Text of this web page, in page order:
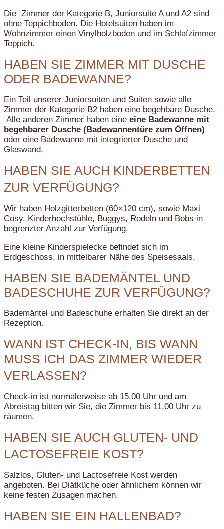
Die Zimmer der Kategorie B, Juniorsuite A und A2 sind
ohne Teppichboden. Die Hotelsuiten haben im
Wohnzimmer einen Vinylholzboden und im Schlafzimmer
Teppich.
HABEN SIE ZIMMER MIT DUSCHE
ODER BADEWANNE?
Ein Teil unserer Juniorsuiten und Suiten sowie alle
Zimmer der Kategorie B2 haben eine begehbare Dusche.
Alle anderen Zimmer haben eine eine Badewanne mit
begehbarer Dusche (Badewannentüre zum Öffnen)
oder eine Badewanne mit integrierter Dusche und
Glaswand.
HABEN SIE AUCH KINDERBETTEN
ZUR VERFÜGUNG?
Wir haben Holzgitterbetten (60×120 cm), sowie Maxi
Cosy, Kinderhochstühle, Buggys, Rodeln und Bobs in
begrenzter Anzahl zur Verfügung.
Eine kleine Kinderspielecke befindet sich im
Erdgeschoss, in mittelbarer Nähe des Speisesaals.
HABEN SIE BADEMÄNTEL UND
BADESCHUHE ZUR VERFÜGUNG?
Bademäntel und Badeschuhe erhalten Sie direkt an der
Rezeption.
WANN IST CHECK-IN, BIS WANN
MUSS ICH DAS ZIMMER WIEDER
VERLASSEN?
Check-in ist normalerweise ab 15.00 Uhr und am
Abreistag bitten wir Sie, die Zimmer bis 11.00 Uhr zu
räumen.
HABEN SIE AUCH GLUTEN- UND
LACTOSEFREIE KOST?
Salzlos, Gluten- und Lactosefreie Kost werden
angeboten. Bei Diätküche oder ähnlichem können wir
keine festen Zusagen machen.
HABEN SIE EIN HALLENBAD?